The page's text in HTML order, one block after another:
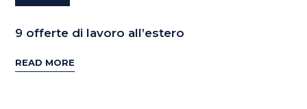
9 offerte di lavoro all’estero
READ MORE